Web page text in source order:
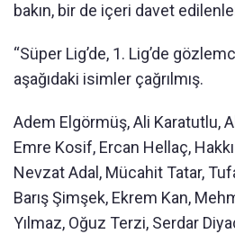
bakın, bir de içeri davet
“Süper Lig’de, 1. Lig’de
aşağıdaki isimler çağrılmış.
Adem Elgörmüş, Ali Karatutlu,
Emre Kosif, Ercan Hellaç,
Nevzat Adal, Mücahit Tatar,
Barış Şimşek, Ekrem Kan,
Yılmaz, Oğuz Terzi, Serdar